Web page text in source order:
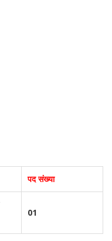
पद संख्या
01